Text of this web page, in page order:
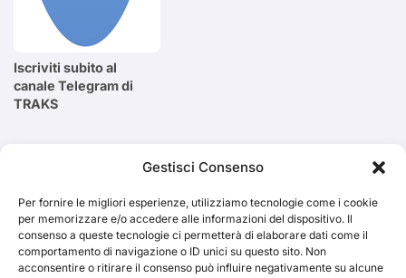
Gestisci Consenso
Per fornire le migliori esperienze, utilizziamo tecnologie come i cookie
per memorizzare e/o accedere alle informazioni del dispositivo. Il
consenso a queste tecnologie ci permetterà di elaborare dati come il
comportamento di navigazione o ID unici su questo sito. Non
acconsentire o ritirare il consenso può influire negativamente su alcune
Iscriviti subito al
canale Telegram di
TRAKS
Cerca